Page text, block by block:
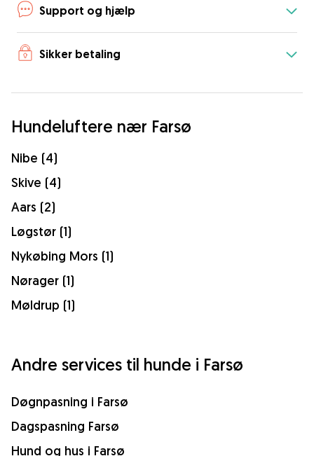
Support og hjælp
Sikker betaling
Hundeluftere nær Farsø
Nibe (4)
Skive (4)
Aars (2)
Løgstør (1)
Nykøbing Mors (1)
Nørager (1)
Møldrup (1)
Andre services til hunde i Farsø
Døgnpasning i Farsø
Dagspasning Farsø
Hund og hus i Farsø